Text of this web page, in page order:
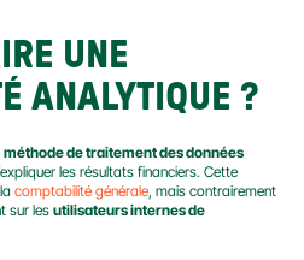
UNE
ANALYTIQUE ?
méthode de traitement des données
les résultats financiers. Cette
comptabilité générale, mais contrairement
sur les utilisateurs internes de